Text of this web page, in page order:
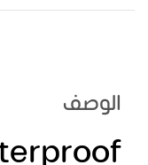
الوصف